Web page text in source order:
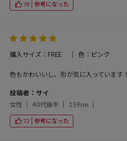
78 参考になった
購入サイズ：FREE 色：ピンク
色もかわいいし、形が気に入っています！
投稿者：サイ
女性
40代後半 159cm
72 参考になった